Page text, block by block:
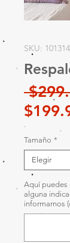
SKU: 101314
Tamaño *
Aquí puedes
alguna
informarnos